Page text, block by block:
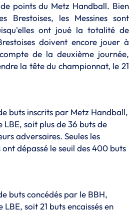
points du Metz Handball. Bien
Brestoises, les Messines sont
ont joué la totalité de
doivent encore jouer à
de la deuxième journée,
la tête du championnat, le 21
buts inscrits par Metz Handball,
soit plus de 36 buts de
adversaires. Seules les
dépassé le seuil des 400 buts
buts concédés par le BBH,
soit 21 buts encaissés en